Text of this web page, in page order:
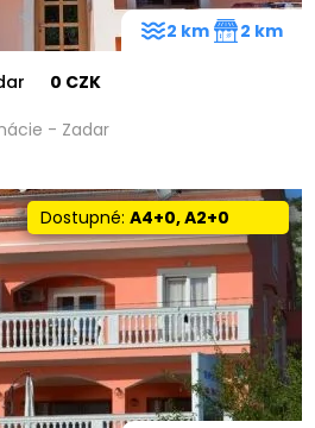
0 CZK
- Zadar
2 km 2 km
Dostupné:A4+0, A2+0